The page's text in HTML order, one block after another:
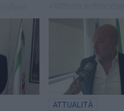
inequivocabile»
ATTUALITÀ